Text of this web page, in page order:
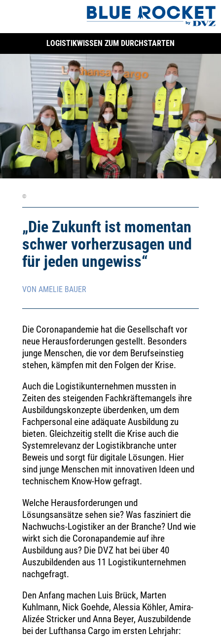
LOGISTIKWISSEN ZUM DURCHSTARTEN
©
„Die Zukunft ist momentan
schwer vorherzusagen und
für jeden ungewiss“
VON AMELIE BAUER
Die Coronapandemie hat die Gesellschaft vor
neue Herausforderungen gestellt. Besonders
junge Menschen, die vor dem Berufseinstieg
stehen, kämpfen mit den Folgen der Krise.
Auch die Logistikunternehmen mussten in
Zeiten des steigenden Fachkräftemangels ihre
Ausbildungskonzepte überdenken, um dem
Fachpersonal eine adäquate Ausbildung zu
bieten. Gleichzeitig stellt die Krise auch die
Systemrelevanz der Logistikbranche unter
Beweis und sorgt für digitale Lösungen. Hier
sind junge Menschen mit innovativen Ideen und
technischem Know-How gefragt.
Welche Herausforderungen und
Lösungsansätze sehen sie? Was fasziniert die
Nachwuchs-Logistiker an der Branche? Und wie
wirkt sich die Coronapandemie auf ihre
Ausbildung aus? Die DVZ hat bei über 40
Auszubildenden aus 11 Logistikunternehmen
nachgefragt.
Den Anfang machen Luis Brück, Marten
Kuhlmann, Nick Goehde, Alessia Köhler, Amira-
Alizée Stricker und Anna Beyer, Auszubildende
bei der Lufthansa Cargo im ersten Lehrjahr: